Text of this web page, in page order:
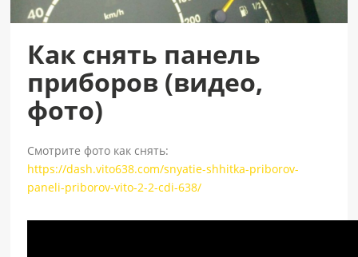
Как снять панель
приборов (видео,
фото)
Смотрите фото как снять:
https://dash.vito638.com/snyatie-shhitka-priborov-
paneli-priborov-vito-2-2-cdi-638/